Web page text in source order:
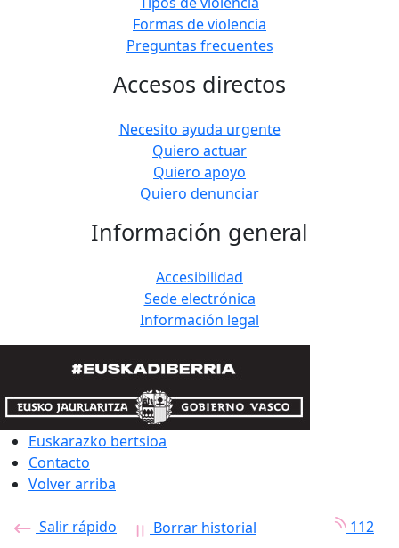
Formas de violencia
Preguntas frecuentes
Accesos directos
Necesito ayuda urgente
Quiero actuar
Quiero apoyo
Quiero denunciar
Información general
Accesibilidad
Sede electrónica
Información legal
Euskarazko bertsioa
Contacto
Volver arriba
Salir rápido Borrar historial
112